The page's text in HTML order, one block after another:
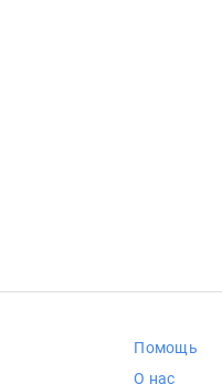
Помощь
О нас